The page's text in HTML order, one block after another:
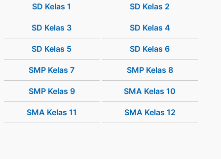
SD Kelas 1 SD Kelas 2
SD Kelas 3 SD Kelas 4
SD Kelas 5 SD Kelas 6
SMP Kelas 7 SMP Kelas 8
SMP Kelas 9 SMA Kelas 10
SMA Kelas 11 SMA Kelas 12